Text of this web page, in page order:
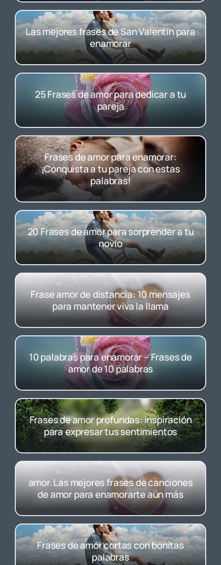
Las mejores frases de San Valentín para
enamorar
25 Frases de amor para dedicar a tu
pareja
Frases de amor para enamorar:
¡Conquista a tu pareja con estas
palabras!
20 Frases de amor para sorprender a tu
novio
Frase amor de distancia: 10 mensajes
para mantener viva la llama
10 palabras para enamorar – Frases de
amor de 10 palabras
Frases de amor profundas: inspiración
para expresar tus sentimientos
amor. Las mejores frases de canciones
de amor para enamorarte aún más
Frases de amor cortas con bonitas
palabras